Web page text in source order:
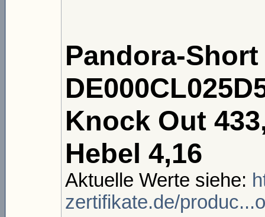
Pandora-
Knock Out
Hebel 4,16
Aktuelle Werte siehe:
zertifikate.de/